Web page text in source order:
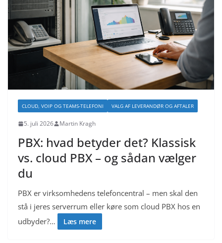
CLOUD, VOIP OG TEAMS-TELEFONI VALG AF LEVERANDØR OG AFTALER
5. juli 2026 Martin Kragh
PBX: hvad betyder det? Klassisk
vs. cloud PBX – og sådan vælger
du
PBX er virksomhedens telefoncentral – men skal den
stå i jeres serverrum eller køre som cloud PBX hos en
udbyder?…
Læs mere